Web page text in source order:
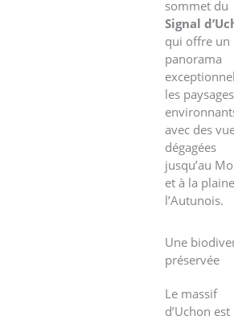
sommet du
Signal
qui offre un
panorama
les paysages
avec des
dégagées
jusqu’au
et à la
l’Autunois.
Une
préservée
Le massif
d’Uchon est